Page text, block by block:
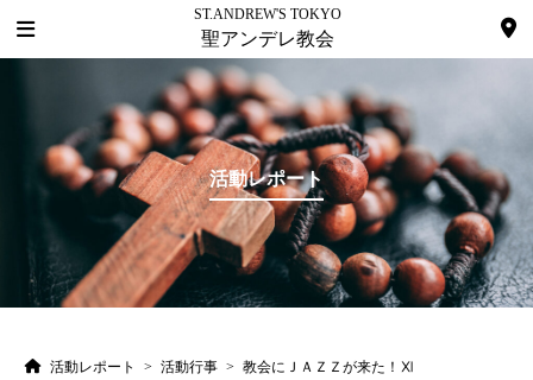
ST.ANDREW'S TOKYO
聖アンデレ教会
活動レポート
活動レポート > 活動行事 > 教会にＪＡＺＺが来た！Ⅺ